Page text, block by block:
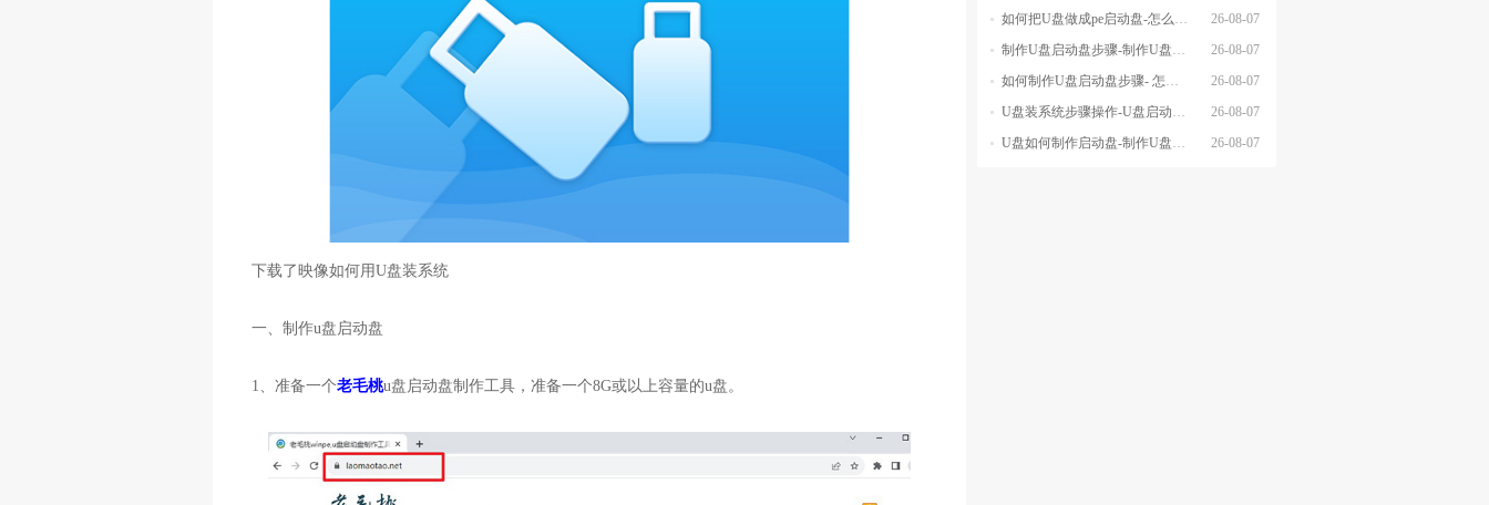
下载了映像如何用U盘装系统
一、制作u盘启动盘
1、准备一个老毛桃u盘启动盘制作工具，准备一个8G或以上容量的u盘。
26-08-07
如何把U盘做成pe启动盘-怎么把U盘做成pe启动盘
26-08-07
制作U盘启动盘步骤-制作U盘启动盘详细方法
26-08-07
如何制作U盘启动盘步骤- 怎么制作U盘启动盘步骤
26-08-07
U盘装系统步骤操作-U盘启动重装系统步骤
26-08-07
U盘如何制作启动盘-制作U盘启动盘重装